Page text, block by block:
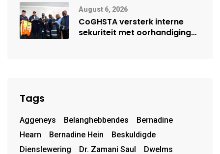
August 6, 2026
CoGHSTA versterk interne
sekuriteit met oorhandiging
Tags
Aggeneys Belanghebbendes
Bernadine
Hearn
Bernadine Hein
Beskuldigde
Dienslewering
Dr. Zamani Saul
Dwelms